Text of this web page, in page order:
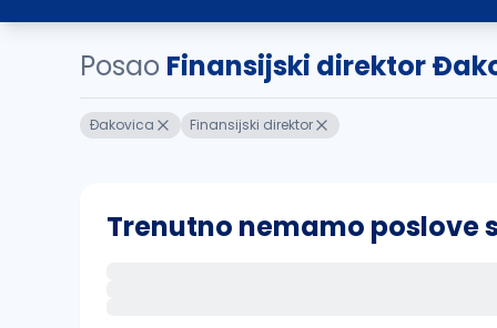
Posao Finansijski direktor
Ðakovica Finansijski direktor
Trenutno nemamo poslove